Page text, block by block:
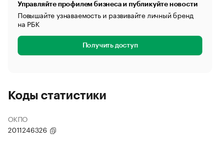
Управляйте профилем бизнеса и публикуйте новости
Повышайте узнаваемость и развивайте личный бренд
на РБК
Получить доступ
Коды статистики
ОКПО
2011246326